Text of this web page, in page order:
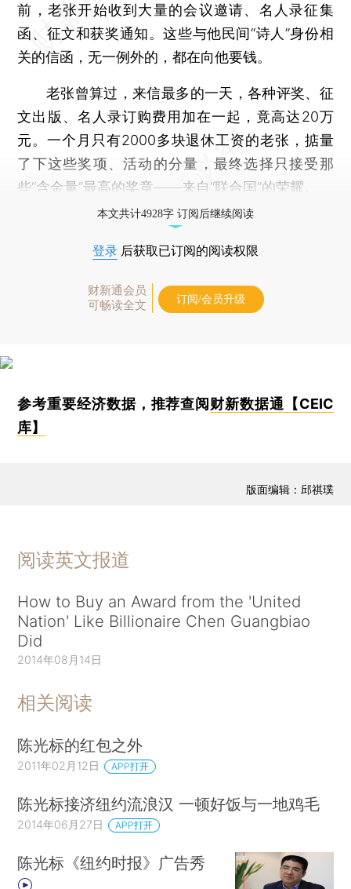
前，老张开始收到大量的会议邀请、名人录征集
函、征文和获奖通知。这些与他民间“诗人”身份相
关的信函，无一例外的，都在向他要钱。
老张曾算过，来信最多的一天，各种评奖、征
文出版、名人录订购费用加在一起，竟高达20万
元。一个月只有2000多块退休工资的老张，掂量
了下这些奖项、活动的分量，最终选择只接受那
些“含金量”最高的奖章——来自“联合国”的荣耀。
本文共计4928字 订阅后继续阅读
登录 后获取已订阅的阅读权限
财新通会员
可畅读全文
订阅/会员升级
参考重要经济数据，推荐查阅 财新数据通【CEIC
库】
版面编辑：邱祺璞
阅读英文报道
How to Buy an Award from the 'United
Nation' Like Billionaire Chen Guangbiao
Did
2014年08月14日
相关阅读
陈光标的红包之外
2011年02月12日 APP打开
陈光标接济纽约流浪汉 一顿好饭与一地鸡毛
2014年06月27日 APP打开
陈光标《纽约时报》广告秀